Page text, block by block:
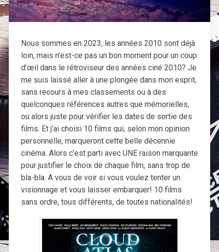
Nous sommes en 2023, les années 2010 sont déjà
loin, mais n’est-ce pas un bon moment pour un coup
d’œil dans le rétroviseur des années ciné 2010? Je
me suis laissé aller à une plongée dans mon esprit,
sans recours à mes classements ou à des
quelconques références autres que mémorielles,
ou alors juste pour vérifier les dates de sortie des
films. Et j’ai choisi 10 films qui, selon mon opinion
personnelle, marqueront cette belle décennie
cinéma. Alors c’est parti avec UNE raison marquante
pour justifier le choix de chaque film, sans trop de
bla-bla. A vous de voir si vous voulez tenter un
visionnage et vous laisser embarquer! 10 films
sans ordre, tous différents, de toutes nationalités!